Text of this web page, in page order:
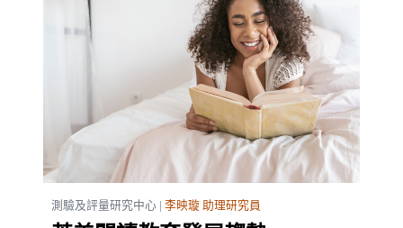
測驗及評量研究中心 | 李映璇 助理研究員